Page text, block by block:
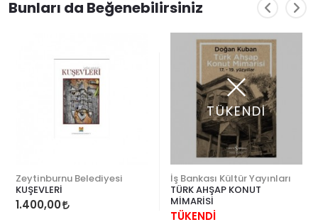
Bunları da Beğenebilirsiniz
Zeytinburnu Belediyesi
KUŞEVLERİ
1.400,00
TÜKENDİ
İş Bankası Kültür Yayınları
TÜRK AHŞAP KONUT
MİMARİSİ
TÜKENDİ